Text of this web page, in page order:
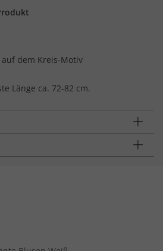
dem Kreis-Motiv
Länge ca. 72-82 cm.